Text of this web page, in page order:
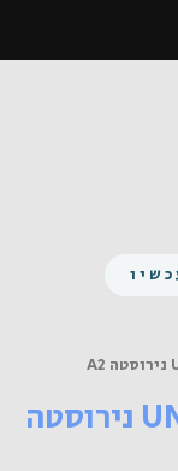
משושה UNC 1/2-13X2-1/2 נירוסטה